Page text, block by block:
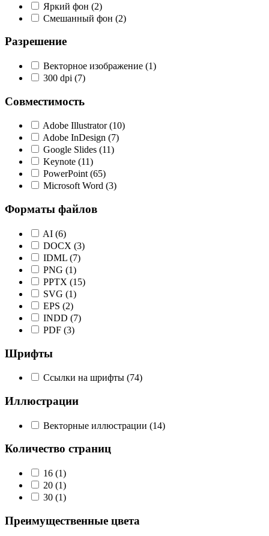
Яркий фон (2)
Смешанный фон (2)
Разрешение
Векторное изображение (1)
300 dpi (7)
Совместимость
Adobe Illustrator(10)
Adobe InDesign (7)
Google Slides (11)
Keynote (11)
PowerPoint(65)
Microsoft Word (3)
Форматы файлов
AI (6)
DOCX (3)
IDML (7)
PNG (1)
PPTX (15)
SVG (1)
EPS (2)
INDD (7)
PDF (3)
Шрифты
Ссылки на шрифты (74)
Иллюстрации
Векторные иллюстрации (14)
Количество страниц
16 (1)
20 (1)
30 (1)
Преимущественные цвета